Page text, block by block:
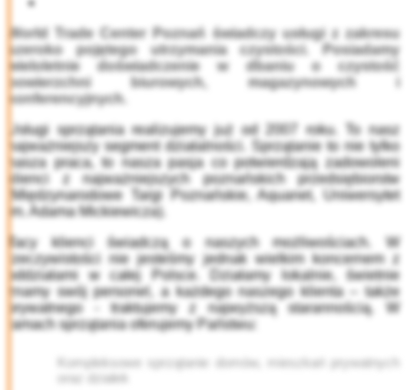
World Trade Center Poznań świadczy usługi z zakresu
szeroko pojętego utrzymania czystości. Posiadamy
wieloletnie doświadczenie w dbaniu o czystość
powierzchni biurowych, magazynowych i
konferencyjnych.
Usługi sprzątania realizujemy już od 2007 roku. To nasz
najważniejszy segment działalności. Sprzątanie to nie tylko
nasza praca, to nasza pasja co potwierdzają zadowoleni
klienci z najważniejszych poznańskich przedsiębiorstw
(Międzynarodowe Targi Poznańskie, Aquanet, Uniwersytet
im. Adama Mickiewicza).
Tacy klienci świadczą o naszych możliwościach. W
rzeczywistości nie jesteśmy jednak wielkim koncernem z
oddziałami w całej Polsce. Działamy lokalnie, świetnie
znamy swój personel, a każdego naszego klienta – także
prywatnego - traktujemy z najwyższą starannością. W
ramach sprzątania oferujemy Państwu:
Kompleksowe sprzątanie domów, mieszkań prywatnych
oraz działek